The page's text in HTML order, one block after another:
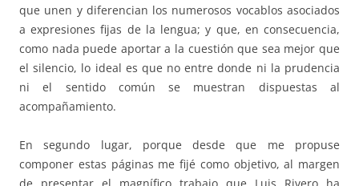
que unen y diferencian los numerosos vocablos asociados
a expresiones fijas de la lengua; y que, en consecuencia,
como nada puede aportar a la cuestión que sea mejor que
el silencio, lo ideal es que no entre donde ni la prudencia
ni el sentido común se muestran dispuestas al
acompañamiento.
En segundo lugar, porque desde que me propuse
componer estas páginas me fijé como objetivo, al margen